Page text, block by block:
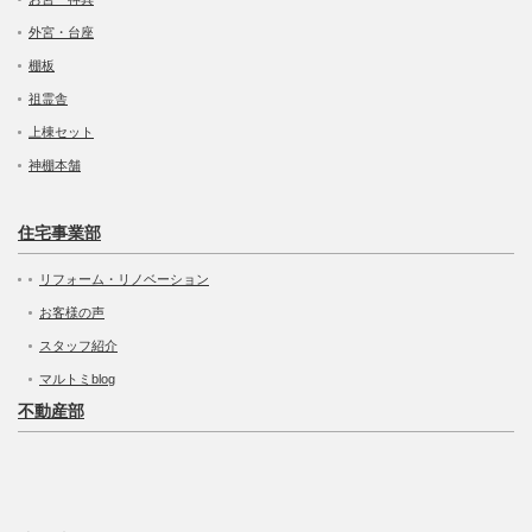
外宮・台座
棚板
祖霊舎
上棟セット
神棚本舗
住宅事業部
リフォーム・リノベーション
お客様の声
スタッフ紹介
マルトミblog
不動産部